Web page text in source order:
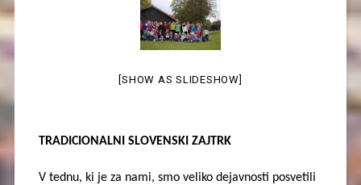
[SHOW AS SLIDESHOW]
TRADICIONALNI SLOVENSKI ZAJTRK
V tednu, ki je za nami, smo veliko dejavnosti posvetili